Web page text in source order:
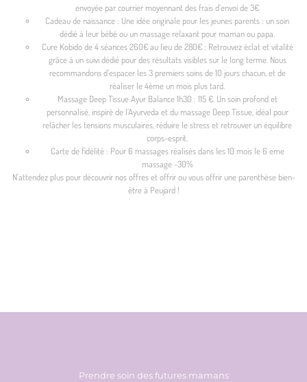
envoyée par courrier moyennant des frais d’envoi de 3€
Cadeau de naissance : Une idée originale pour les jeunes parents : un soin
dédié à leur bébé ou un massage relaxant pour maman ou papa.
Cure Kobido de 4 séances 260€ au lieu de 280€ : Retrouvez éclat et vitalité
grâce à un suivi dédié pour des résultats visibles sur le long terme. Nous
recommandons d’espacer les 3 premiers soins de 10 jours chacun, et de
réaliser le 4ème un mois plus tard.
Massage Deep Tissue Ayur Balance 1h30 : 115 €. Un soin profond et
personnalisé, inspiré de l’Ayurveda et du massage Deep Tissue, idéal pour
relâcher les tensions musculaires, réduire le stress et retrouver un équilibre
corps-esprit.
Carte de fidélité : Pour 6 massages réalisés dans les 10 mois le 6 eme
massage -30%
N’attendez plus pour découvrir nos offres et offrir ou vous offrir une parenthèse bien-
être à Peujard !
Prendre soin des futures mamans